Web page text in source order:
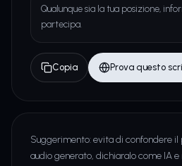
Qualunque sia la tua posizione,
partecipa.
Copia Prova questo
Suggerimento: evita di confondere il
audio generato, dichiaralo come IA